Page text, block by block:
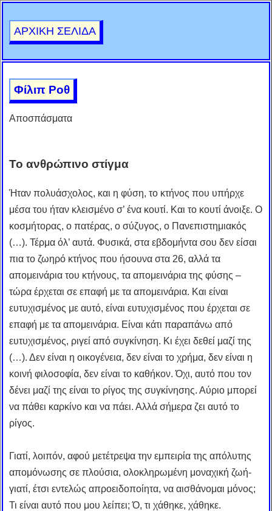
ΑΡΧΙΚΗ ΣΕΛΙΔΑ
Φίλιπ Ροθ
Αποσπάσματα
Το ανθρώπινο στίγμα
Ήταν πολυάσχολος, και η φύση, το κτήνος που υπήρχε
μέσα του ήταν κλεισμένο σ’ ένα κουτί. Και το κουτί άνοιξε. Ο
κοσμήτορας, ο πατέρας, ο σύζυγος, ο Πανεπιστημιακός
(…). Τέρμα όλ’ αυτά. Φυσικά, στα εβδομήντα σου δεν είσαι
πια το ζωηρό κτήνος που ήσουνα στα 26, αλλά τα
απομεινάρια του κτήνους, τα απομεινάρια της φύσης –
τώρα έρχεται σε επαφή με τα απομεινάρια. Και είναι
ευτυχισμένος με αυτό, είναι ευτυχισμένος που έρχεται σε
επαφή με τα απομεινάρια. Είναι κάτι παραπάνω από
ευτυχισμένος, ριγεί από συγκίνηση. Κι έχει δεθεί μαζί της
(…). Δεν είναι η οικογένεια, δεν είναι το χρήμα, δεν είναι η
κοινή φιλοσοφία, δεν είναι το καθήκον. Όχι, αυτό που τον
δένει μαζί της είναι το ρίγος της συγκίνησης. Αύριο μπορεί
να πάθει καρκίνο και να πάει. Αλλά σήμερα ζει αυτό το
ρίγος.
Γιατί, λοιπόν, αφού μετέτρεψα την εμπειρία της απόλυτης
απομόνωσης σε πλούσια, ολοκληρωμένη μοναχική ζωή-
γιατί, έτσι εντελώς απροειδοποίητα, να αισθάνομαι μόνος;
Τι είναι αυτό που μου λείπει; Ό, τι χάθηκε, χάθηκε.